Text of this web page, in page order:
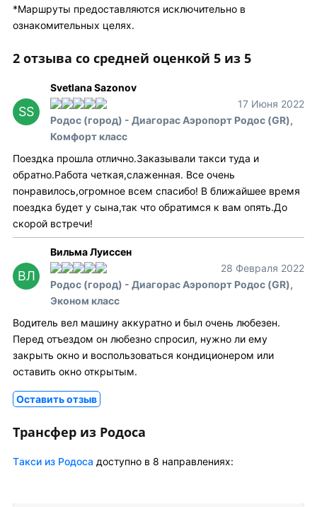
*Маршруты предоставляются исключительно в
ознакомительных целях.
2 отзыва со средней оценкой 5 из 5
SS
Svetlana Sazonov
17 Июня 2022
Родос (город) - Диагорас Аэропорт Родос (GR),
Комфорт класс
Поездка прошла отлично.Заказывали такси туда и
обратно.Работа четкая,слаженная. Все очень
понравилось,огромное всем спасибо! В ближайшее время
поездка будет у сына,так что обратимся к вам опять.До
скорой встречи!
ВЛ
Вильма Луиссен
28 Февраля 2022
Родос (город) - Диагорас Аэропорт Родос (GR),
Эконом класс
Водитель вел машину аккуратно и был очень любезен.
Перед отъездом он любезно спросил, нужно ли ему
закрыть окно и воспользоваться кондиционером или
оставить окно открытым.
Оставить отзыв
Трансфер из Родоса
Tакси из Родоса доступно в 8 направлениях: